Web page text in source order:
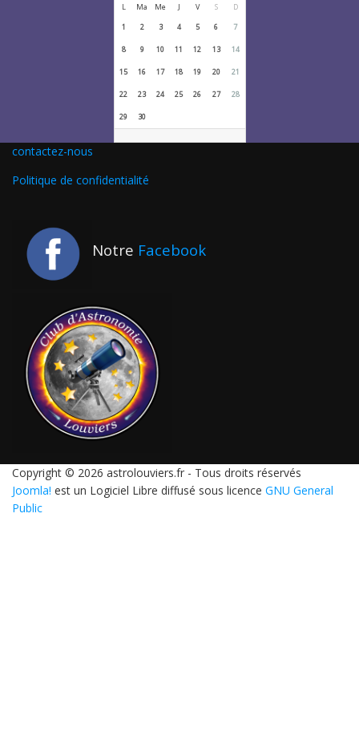
L Ma Me J V S
D
1
2 3 4 5 6 7
8 9 10 11 12 13 14
15 16 17 18 19 20 21
22 23 24 25 26 27 28
29 30
contactez-nous
Politique de confidentialité
Notre Facebook
Copyright © 2026 astrolouviers.fr - Tous droits réservés
Joomla! est un Logiciel Libre diffusé sous licence GNU General
Public